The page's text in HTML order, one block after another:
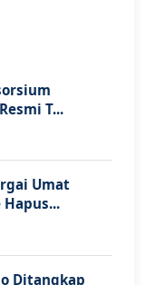
T...
Umat
Hapus...
Ditangkap